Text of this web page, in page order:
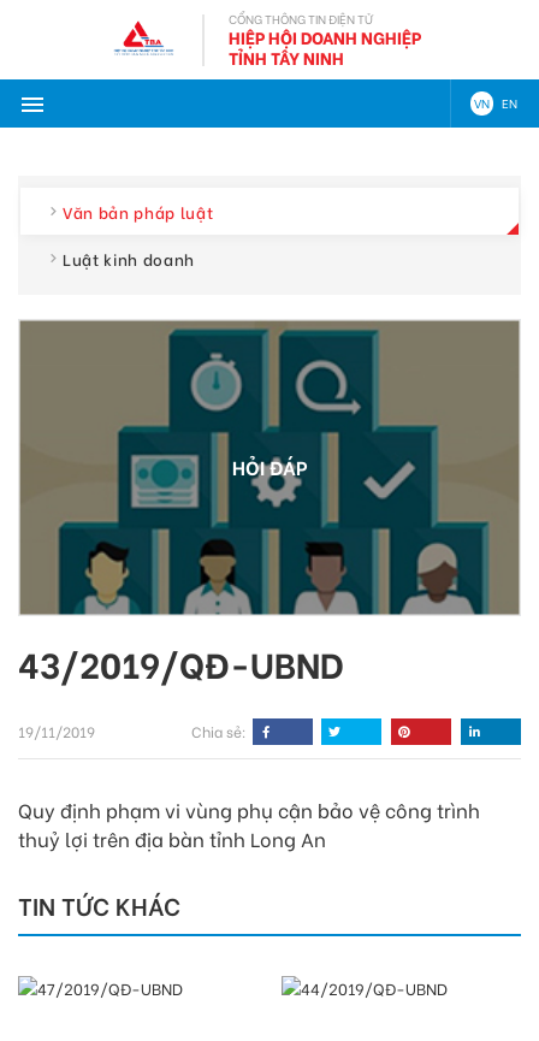
CỔNG THÔNG TIN ĐIỆN TỬ
HIỆP HỘI DOANH NGHIỆP
TỈNH TÂY NINH
VN EN
Văn bản pháp luật
Luật kinh doanh
HỎI ĐÁP
43/2019/QĐ-UBND
19/11/2019 Chia sẻ:
Quy định phạm vi vùng phụ cận bảo vệ công trình
thuỷ lợi trên địa bàn tỉnh Long An
TIN TỨC KHÁC